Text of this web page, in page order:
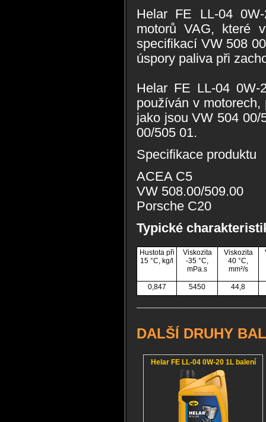
Helar FE LL-04
motorů VAG, které
specifikací VW 508
úspory paliva při
Helar FE LL-04
používán v
jako jsou VW 504 00/
00/505 01.
Specifikace produktu
ACEA C5
VW 508.00/509.00
Porsche C20
Typické
Hustota při
15 °C, kg/l
Viskozita
-35 °C,
mPa.s
Viskozita
40 °C,
mm²/s
0,847 5450 44,8
DALŠÍ DRUHY
Helar FE LL-04 0W-20 1L balení